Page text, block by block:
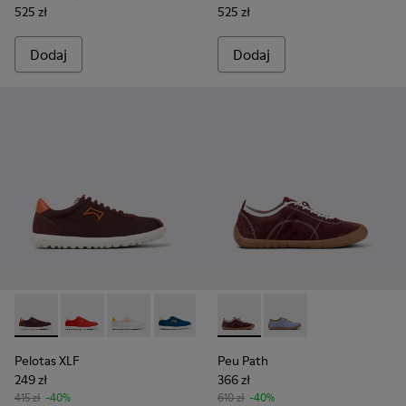
525 zł
Dodaj
525 zł
Dodaj
Pelotas XLF - K201759-010 - Bordowe sneakersy damskie z
Pelotas XLF - K201759-018
Pelotas XLF - K201759-017
Pelotas XLF - K201759-016
Pelotas XLF - K201759-007
Pelotas XLF - K201759-
Pelotas XLF -
Pelotas XLF
249 zł
415 zł -40%
Peu Path - K201815-003 -
Peu Path - K201815-
Peu Path
366 zł
610 zł -40%